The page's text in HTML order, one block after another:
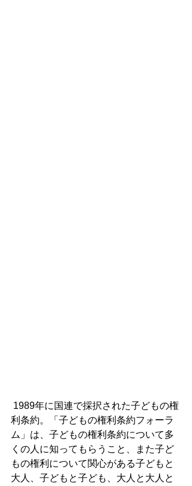
1989年に国連で採択された子どもの権
利条約。「子どもの権利条約フォーラ
ム」は、子どもの権利条約について多
くの人に知ってもらうこと、また子ど
もの権利について関心がある子どもと
大人、子どもと子ども、大人と大人と